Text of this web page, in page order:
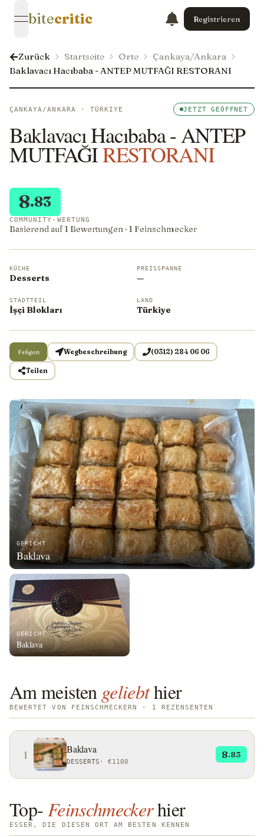
open navigation menu
bitecritic Registrieren
Zurück Startseite Orte
Çankaya/Ankara
Baklavacı Hacıbaba - ANTEP MUTFAĞI RESTORANI
GERICHT
Baklava
GERICHT
Baklava
ÇANKAYA/ANKARA · TÜRKIYE JETZT GEÖFFNET
Baklavacı Hacıbaba - ANTEP
MUTFAĞIRESTORANI
8.83
COMMUNITY-WERTUNG
Basierend auf 1 Bewertungen · 1 Feinschmecker
KÜCHE
Desserts
PREISSPANNE
—
STADTTEIL
İşçi Blokları
LAND
Türkiye
Folgen Wegbeschreibung (0312) 284 06 06
Teilen
Am meisten geliebthier
BEWERTET VON FEINSCHMECKERN · 1 REZENSENTEN
1 Baklava
DESSERTS · €1100
8.83
Top-Feinschmeckerhier
ESSER, DIE DIESEN ORT AM BESTEN KENNEN